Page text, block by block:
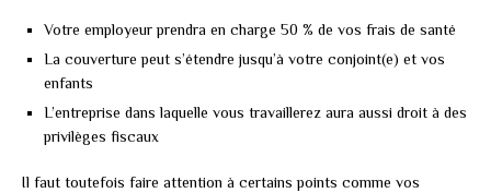
Votre employeur prendra en charge 50 % de vos frais de santé
La couverture peut s’étendre jusqu’à votre conjoint(e) et vos
enfants
L’entreprise dans laquelle vous travaillerez aura aussi droit à des
privilèges fiscaux
Il faut toutefois faire attention à certains points comme vos